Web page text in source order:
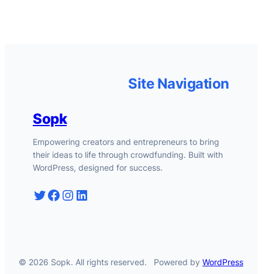
Sopk
Empowering creators and entrepreneurs to bring
their ideas to life through crowdfunding. Built with
WordPress, designed for success.
Twitter Facebook Instagram LinkedIn
Site Navigation
© 2026 Sopk. All rights reserved. Powered by WordPress